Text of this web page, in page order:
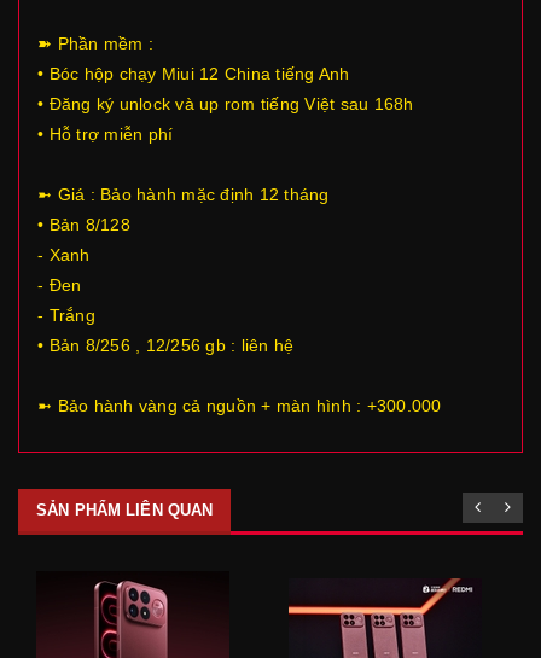
➽ Phần mềm :
• Bóc hộp chạy Miui 12 China tiếng Anh
• Đăng ký unlock và up rom tiếng Việt sau 168h
• Hỗ trợ miễn phí
➼ Giá : Bảo hành mặc định 12 tháng
• Bản 8/128
- Xanh
- Đen
- Trắng
• Bản 8/256 , 12/256 gb : liên hệ
➼ Bảo hành vàng cả nguồn + màn hình : +300.000
SẢN PHẨM LIÊN QUAN